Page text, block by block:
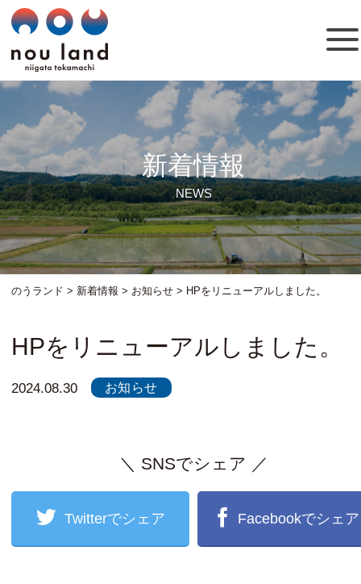
新着情報
NEWS
のうランド > 新着情報 > お知らせ > HPをリニューアルしました。
HPをリニューアルしました。
2024.08.30 お知らせ
＼ SNSでシェア ／
Twitterでシェア Facebookでシェア